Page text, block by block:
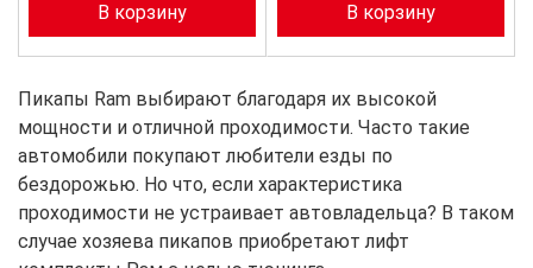
В корзину В корзину
Пикапы Ram выбирают благодаря их высокой
мощности и отличной проходимости. Часто такие
автомобили покупают любители езды по
бездорожью. Но что, если характеристика
проходимости не устраивает автовладельца? В таком
случае хозяева пикапов приобретают лифт